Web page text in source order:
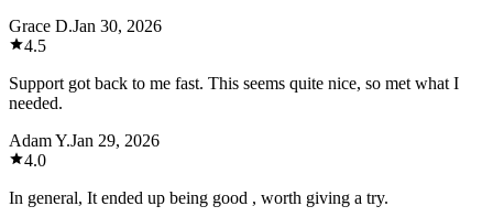
Grace D.Jan 30, 2026
4.5
Support got back to me fast. This seems quite nice, so met what I
needed.
Adam Y.Jan 29, 2026
4.0
In general, It ended up being good , worth giving a try.